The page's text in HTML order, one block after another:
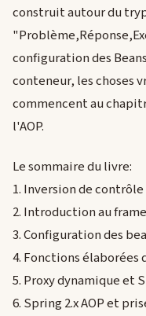
construit autour du
configuration des
conteneur, les choses
commencent au
l'AOP.
Le sommaire du livre:
1. Inversion de
2. Introduction au
3. Configuration des
4. Fonctions élaborées
5. Proxy dynamique et
6. Spring 2.x AOP et